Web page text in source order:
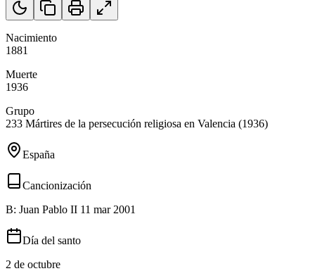
Nacimiento
1881
Muerte
1936
Grupo
233 Mártires de la persecución religiosa en Valencia (1936)
España
Cancionización
B: Juan Pablo II 11 mar 2001
Día del santo
2 de octubre